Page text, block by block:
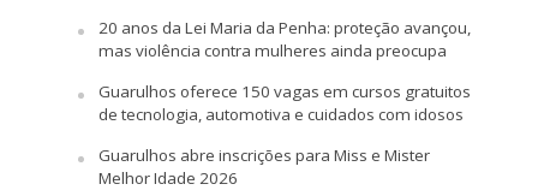
20 anos da Lei Maria da Penha: proteção avançou,
mas violência contra mulheres ainda preocupa
Guarulhos oferece 150 vagas em cursos gratuitos
de tecnologia, automotiva e cuidados com idosos
Guarulhos abre inscrições para Miss e Mister
Melhor Idade 2026